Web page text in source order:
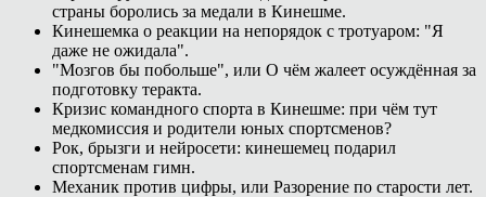
страны боролись за медали в Кинешме.
Кинешемка о реакции на непорядок с тротуаром: "Я
даже не ожидала".
"Мозгов бы побольше", или О чём жалеет осуждённая за
подготовку теракта.
Кризис командного спорта в Кинешме: при чём тут
медкомиссия и родители юных спортсменов?
Рок, брызги и нейросети: кинешемец подарил
спортсменам гимн.
Механик против цифры, или Разорение по старости лет.